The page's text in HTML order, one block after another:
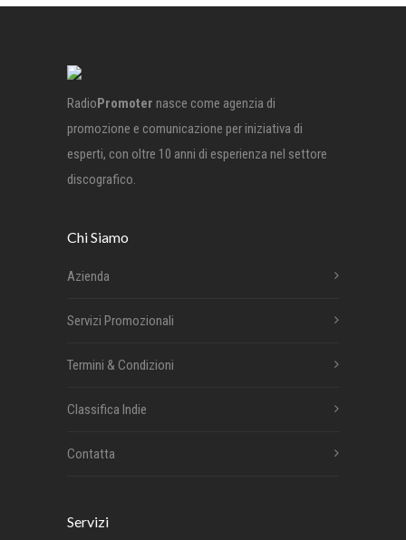
RadioPromoter nasce come agenzia di
promozione e comunicazione per iniziativa di
esperti, con oltre 10 anni di esperienza nel settore
discografico.
Chi Siamo
Azienda
Servizi Promozionali
Termini & Condizioni
Classifica Indie
Contatta
Servizi